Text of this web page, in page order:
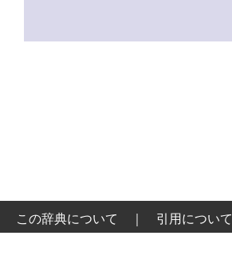
この辞典について 引用について